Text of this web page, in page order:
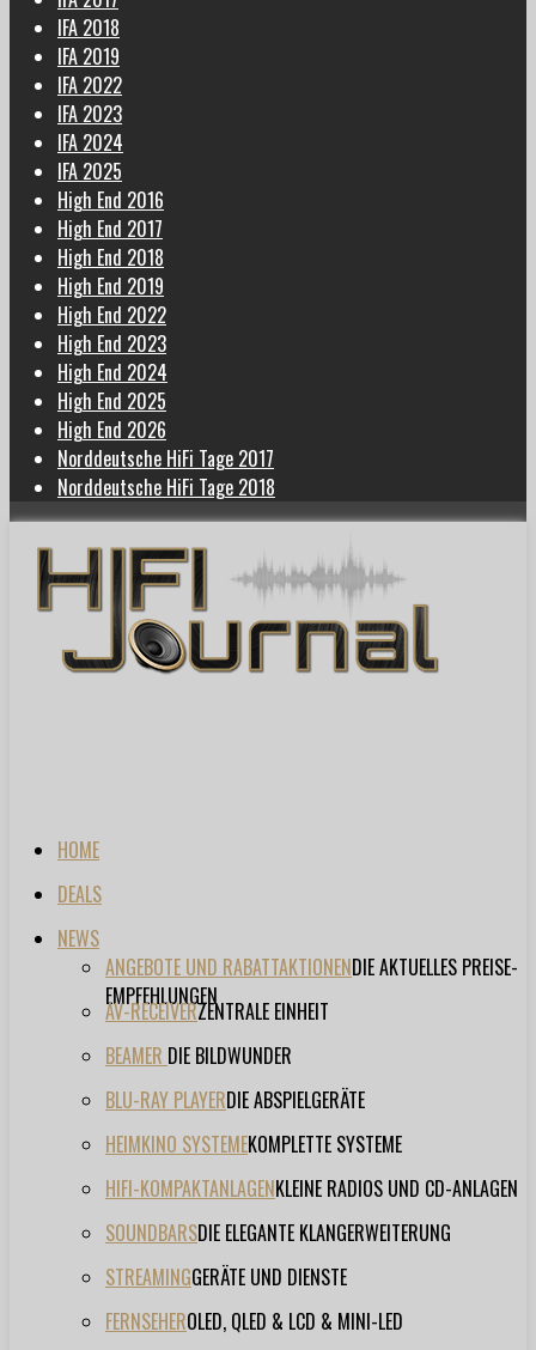
IFA 2018
IFA 2019
IFA 2022
IFA 2023
IFA 2024
IFA 2025
High End 2016
High End 2017
High End 2018
High End 2019
High End 2022
High End 2023
High End 2024
High End 2025
High End 2026
Norddeutsche HiFi Tage 2017
Norddeutsche HiFi Tage 2018
HOME
DEALS
NEWS
ANGEBOTE UND RABATTAKTIONENDIE AKTUELLES PREISE-
EMPFEHLUNGEN
AV-RECEIVERZENTRALE EINHEIT
BEAMER DIE BILDWUNDER
BLU-RAY PLAYERDIE ABSPIELGERÄTE
HEIMKINO SYSTEMEKOMPLETTE SYSTEME
HIFI-KOMPAKTANLAGENKLEINE RADIOS UND CD-ANLAGEN
SOUNDBARSDIE ELEGANTE KLANGERWEITERUNG
STREAMINGGERÄTE UND DIENSTE
FERNSEHEROLED, QLED & LCD & MINI-LED